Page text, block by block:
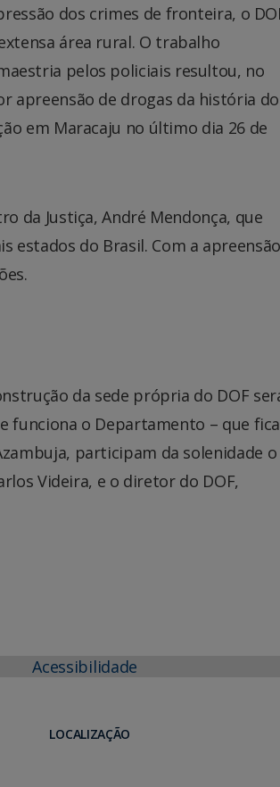
dos crimes de fronteira, o
área rural. O trabalho
pelos policiais resultou, no
apreensão de drogas da história do
em Maracaju no último dia 26 de
da Justiça, André Mendonça, que
estados do Brasil. Com a apreensão
da sede própria do DOF
funciona o Departamento – que fica
participam da solenidade o
Videira, e o diretor do DOF,
Acessibilidade
LOCALIZAÇÃO